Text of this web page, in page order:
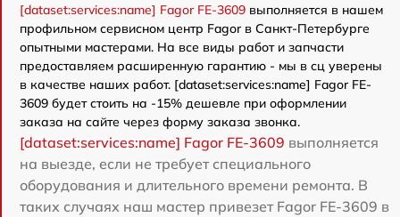
[dataset:services:name] Fagor FE-3609 выполняется в нашем
профильном сервисном центр Fagor в Санкт-Петербурге
опытными мастерами. На все виды работ и запчасти
предоставляем расширенную гарантию - мы в сц уверены
в качестве наших работ. [dataset:services:name] Fagor FE-
3609 будет стоить на -15% дешевле при оформлении
заказа на сайте через форму заказа звонка.
[dataset:services:name] Fagor FE-3609 выполняется
на выезде, если не требует специального
оборудования и длительного времени ремонта. В
таких случаях наш мастер привезет Fagor FE-3609 в